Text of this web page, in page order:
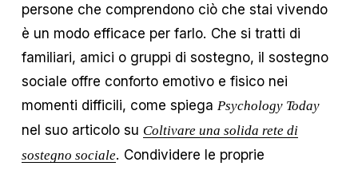
persone che comprendono ciò che stai vivendo
è un modo efficace per farlo. Che si tratti di
familiari, amici o gruppi di sostegno, il sostegno
sociale offre conforto emotivo e fisico nei
momenti difficili, come spiega Psychology Today
nel suo articolo su Coltivare una solida rete di
sostegno sociale. Condividere le proprie